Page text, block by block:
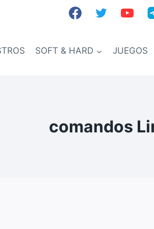
SOFT & HARD JUEGOS
comandos